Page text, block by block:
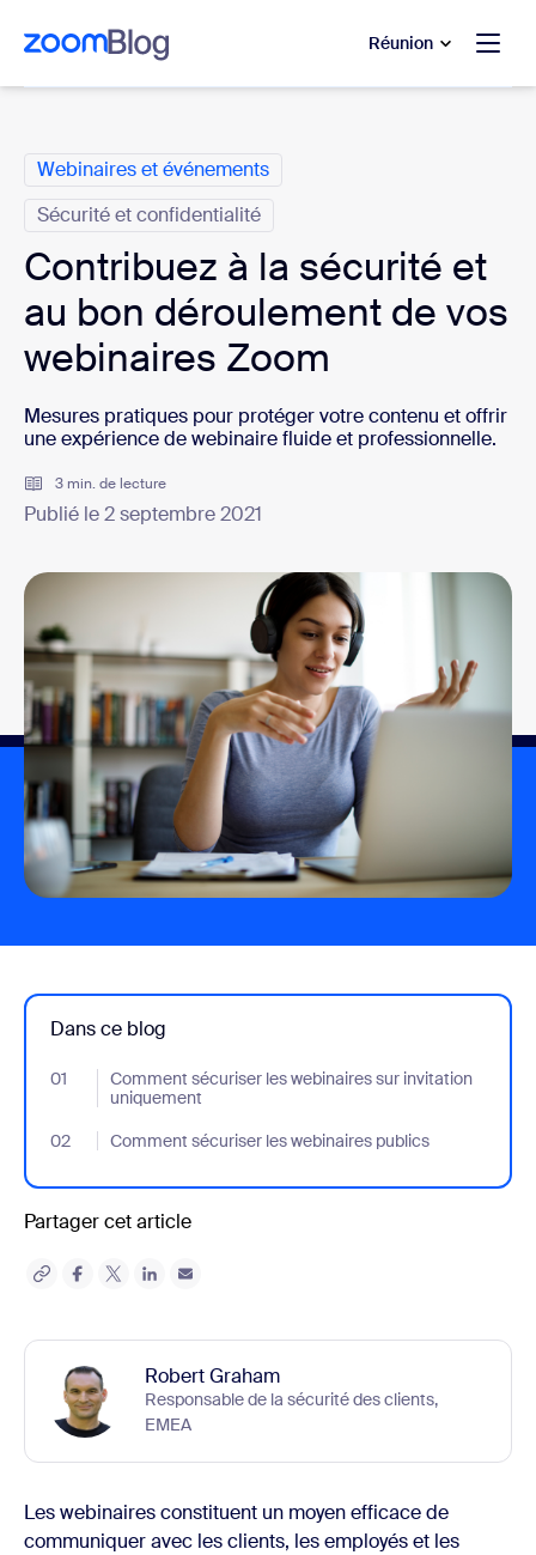
contenu principal
au chat d’aide
Réunion
Webinaires et événements
Sécurité et confidentialité
Contribuez à la sécurité et
au bon déroulement de vos
webinaires Zoom
Mesures pratiques pour protéger votre contenu et offrir
une expérience de webinaire fluide et professionnelle.
3 min. de lecture
Publié le 2 septembre 2021
Dans ce blog
01
Comment sécuriser les webinaires sur invitation
uniquement
- Jumplink to Comment sécuriser les webinaires sur invitation
02 Comment sécuriser les webinaires publics
- Jumplink to Comment sécuriser les webinaires publics
Partager cet article
Robert Graham
Responsable de la sécurité des clients,
EMEA
Les webinaires constituent un moyen efficace de
communiquer avec les clients, les employés et les